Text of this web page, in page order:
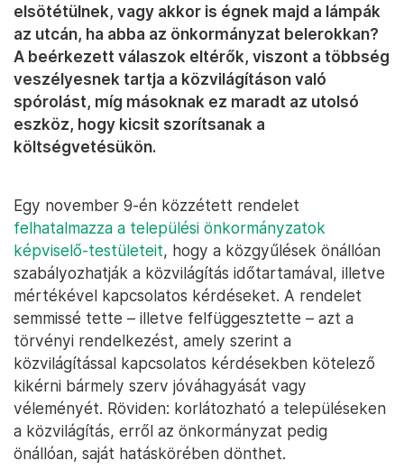
elsötétülnek, vagy akkor is égnek majd a lámpák
az utcán, ha abba az önkormányzat belerokkan?
A beérkezett válaszok eltérők, viszont a többség
veszélyesnek tartja a közvilágításon való
spórolást, míg másoknak ez maradt az utolsó
eszköz, hogy kicsit szorítsanak a
költségvetésükön.
Egy november 9-én közzétett rendelet
felhatalmazza a települési önkormányzatok
képviselő-testületeit, hogy a közgyűlések önállóan
szabályozhatják a közvilágítás időtartamával, illetve
mértékével kapcsolatos kérdéseket. A rendelet
semmissé tette – illetve felfüggesztette – azt a
törvényi rendelkezést, amely szerint a
közvilágítással kapcsolatos kérdésekben kötelező
kikérni bármely szerv jóváhagyását vagy
véleményét. Röviden: korlátozható a településeken
a közvilágítás, erről az önkormányzat pedig
önállóan, saját hatáskörében dönthet.